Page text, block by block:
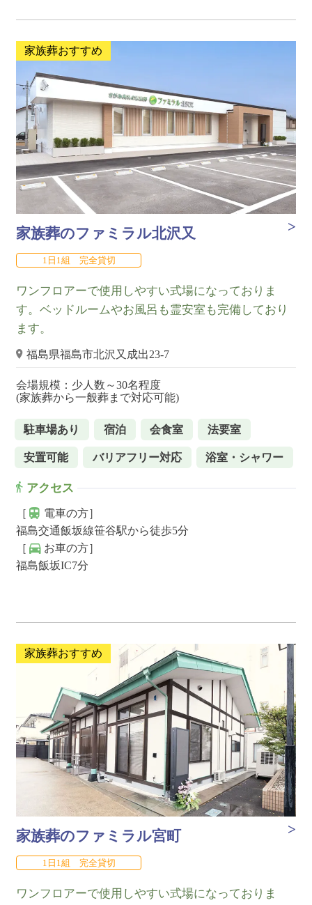
家族葬おすすめ
家族葬のファミラル北沢又
1日1組 完全貸切
ワンフロアーで使用しやすい式場になっておりま
す。ベッドルームやお風呂も霊安室も完備しており
ます。
福島県福島市北沢又成出23-7
会場規模：少人数～30名程度
(家族葬から一般葬まで対応可能)
駐車場あり 宿泊 会食室 法要室
安置可能 バリアフリー対応 浴室・シャワー
アクセス
［
電車の方］
福島交通飯坂線笹谷駅から徒歩5分
［
お車の方］
福島飯坂IC7分
家族葬おすすめ
家族葬のファミラル宮町
1日1組 完全貸切
ワンフロアーで使用しやすい式場になっておりま